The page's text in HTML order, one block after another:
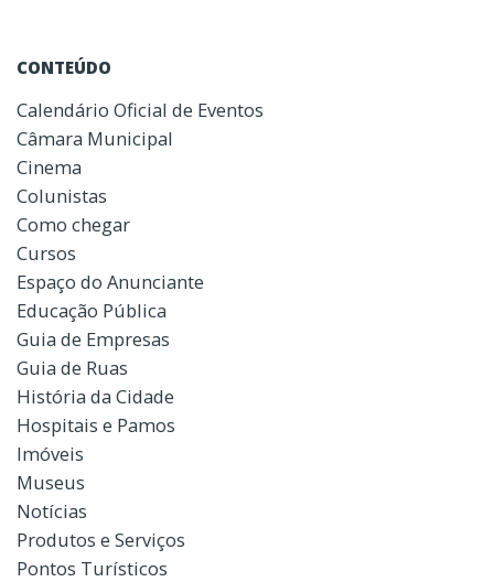
CONTEÚDO
Calendário Oficial de Eventos
Câmara Municipal
Cinema
Colunistas
Como chegar
Cursos
Espaço do Anunciante
Educação Pública
Guia de Empresas
Guia de Ruas
História da Cidade
Hospitais e Pamos
Imóveis
Museus
Notícias
Produtos e Serviços
Pontos Turísticos